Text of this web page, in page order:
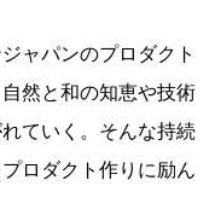
ャパンのプロダクト
然と和の知恵や技術
ていく。そんな持続
ロダクト作りに励ん